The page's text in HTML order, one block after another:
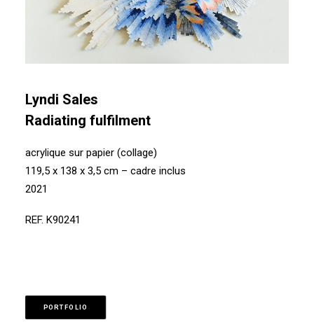
Lyndi Sales
Radiating fulfilment
acrylique sur papier (collage)
119,5 x 138 x 3,5 cm – cadre inclus
2021
REF. K90241
PORTFOLIO